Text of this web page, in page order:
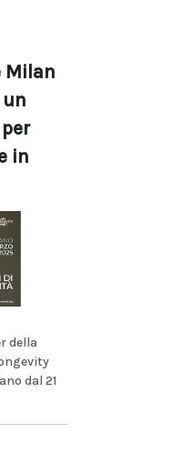
Milan
in
della
dal 21